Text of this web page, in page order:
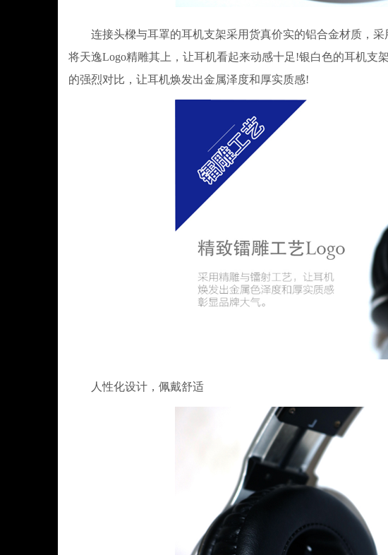
连接头樑与耳罩的耳机支架采用货真价实的铝合金材质，采
将天逸Logo精雕其上，让耳机看起来动感十足!银白色的耳机支
的强烈对比，让耳机焕发出金属泽度和厚实质感!
人性化设计，佩戴舒适